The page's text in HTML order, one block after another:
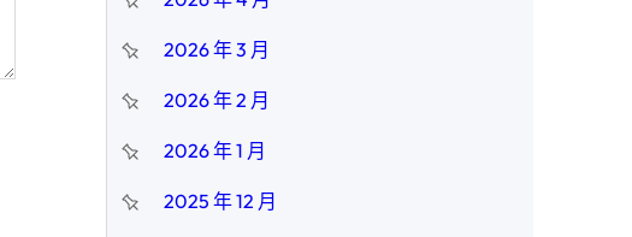
2026 年 3 月
2026 年 2 月
2026 年 1 月
2025 年 12 月